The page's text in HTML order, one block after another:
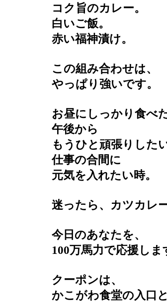
コク旨のカレー。
白いご飯。
赤い福神漬け。
この組み合わせは、
やっぱり強いです。
お昼にしっかり食べ
午後から
もうひと頑張りした
仕事の合間に
元気を入れたい時。
迷ったら、カツカレー
今日のあなたを、
100万馬力で応援しま
クーポンは、
かこがわ食堂の入口と